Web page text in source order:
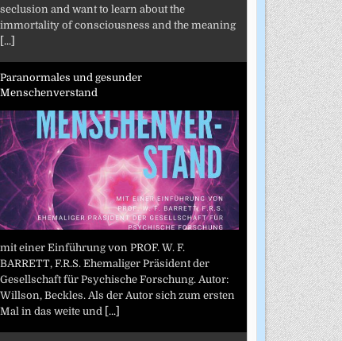
seclusion and want to learn about the
immortality of consciousness and the meaning
[...]
Paranormales und gesunder
Menschenverstand
mit einer Einführung von PROF. W. F.
BARRETT, F.R.S. Ehemaliger Präsident der
Gesellschaft für Psychische Forschung. Autor:
Willson, Beckles. Als der Autor sich zum ersten
Mal in das weite und [...]